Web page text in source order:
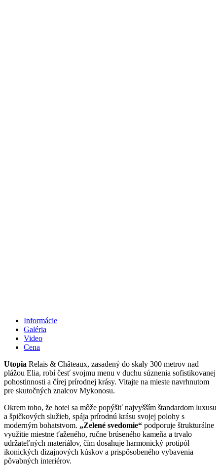
Informácie
Galéria
Video
Cena
Utopia Relais & Châteaux, zasadený do skaly 300 metrov nad
plážou Elia, robí česť svojmu menu v duchu súznenia sofistikovanej
pohostinnosti a čírej prírodnej krásy. Vitajte na mieste navrhnutom
pre skutočných znalcov Mykonosu.
Okrem toho, že hotel sa môže popýšiť najvyšším štandardom luxusu
a špičkových služieb, spája prírodnú krásu svojej polohy s
moderným bohatstvom. „Zelené svedomie“ podporuje štrukturálne
využitie miestne ťaženého, ručne brúseného kameňa a trvalo
udržateľných materiálov, čím dosahuje harmonický protipól
ikonických dizajnových kúskov a prispôsobeného vybavenia
pôvabných interiérov.